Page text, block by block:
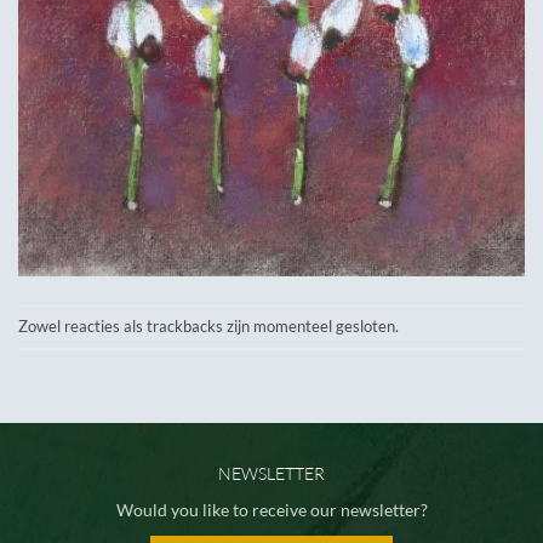
Zowel reacties als trackbacks zijn momenteel gesloten.
NEWSLETTER
Would you like to receive our newsletter?